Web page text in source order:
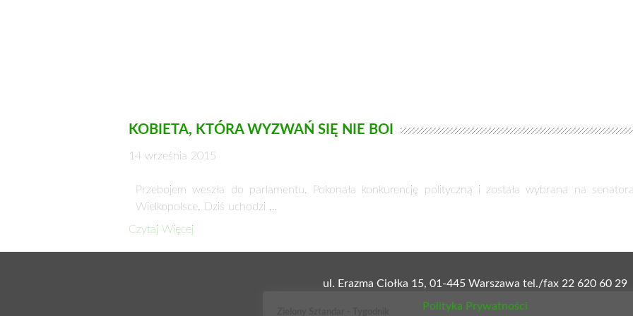
KOBIETA, KTÓRA WYZWAŃ SIĘ NIE BOI
14 września 2015
Przebojem weszła do parlamentu. Pokonała konkurencję polityczną i została wybrana na
Wielkopolsce. Dziś uchodzi …
Czytaj Więcej
ul. Erazma Ciołka 15, 01-445 Warszawa tel./fax 22 620 60 29
Polityka Prywatności